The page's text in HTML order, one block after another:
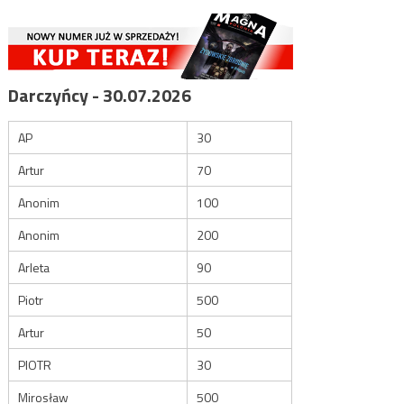
Darczyńcy - 30.07.2026
AP
30
Artur
70
Anonim
100
Anonim
200
Arleta
90
Piotr
500
Artur
50
PIOTR
30
Mirosław
500